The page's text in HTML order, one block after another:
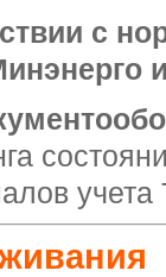
с